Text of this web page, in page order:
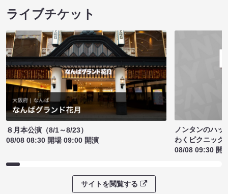
ライブチケット
８月本公演（8/1～8/23）
08/08 08:30 開場 09:00 開演
ノンタンのハッ
わくピクニック
08/08 09:30 開
サイトを閲覧する